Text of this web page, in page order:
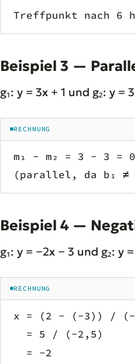
Treffpunkt nach 6
Beispiel 3 —
g₁: y = 3x + 1 und g₂: y =
RECHNUNG
m₁ − m₂ = 3 − 3 =
(parallel, da b₁ ≠
Beispiel 4 —
g₁: y = −2x − 3 und g₂: y
RECHNUNG
x = (2 − (−3)) /
  = 5 / (−2,5)
  = −2